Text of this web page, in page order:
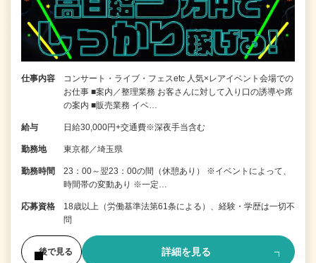
仕事内容
コンサート・ライブ・フェスetc 人気×レアイベント会場での
お仕事 ■案内／整理業務 お客さんに対して入り口の誘導や席
の案内 ■販売業務 イベ…
給与 日給30,000円+交通費※深夜手当含む
勤務地 東京都／埼玉県
勤務時間
23：00～翌23：00の間（休憩あり） ※イベントによって、
時間帯の変動あり ※一定…
応募資格
18歳以上（労働基準法第61条による）、経験・学歴は一切不
問
後で見る 詳細を見る